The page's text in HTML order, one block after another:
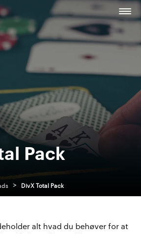
Pack
> DivX Total Pack
alt hvad du behøver for at